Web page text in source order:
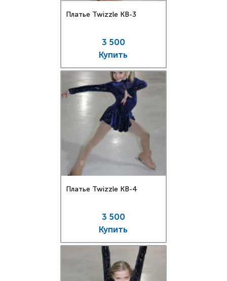
Платье Twizzle КВ-3
3 500
Купить
Платье Twizzle КВ-4
3 500
Купить